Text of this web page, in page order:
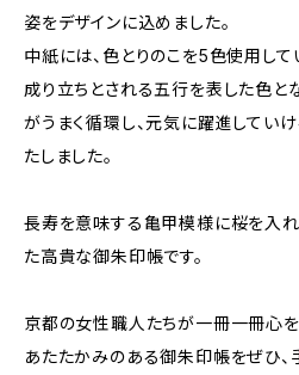
姿をデザインに込めました。
中紙には、色とりのこを5色使用して
成り立ちとされる五行を表した色と
がうまく循環し、元気に躍進してい
たしました。
長寿を意味する亀甲模様に桜を入
た高貴な御朱印帳です。
京都の女性職人たちが一冊一冊心を
あたたかみのある御朱印帳をぜひ、